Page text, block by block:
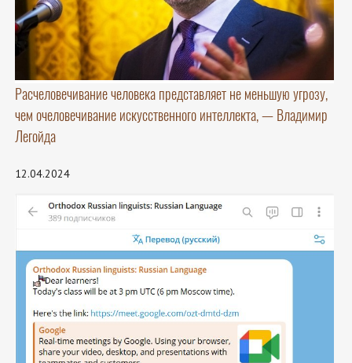
Расчеловечивание человека представляет не меньшую угрозу,
чем очеловечивание искусственного интеллекта, — Владимир
Легойда
12.04.2024